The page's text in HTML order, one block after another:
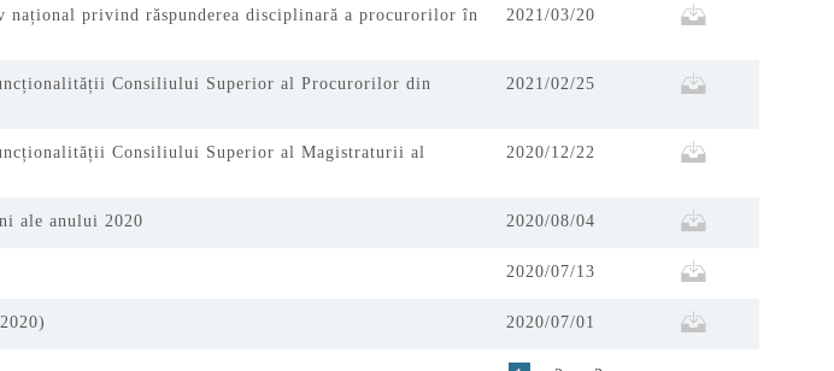
privind răspunderea disciplinară a procurorilor în
2021/03/20
Consiliului Superior al Procurorilor din
2021/02/25
Consiliului Superior al Magistraturii al
2020/12/22
ale anului 2020 2020/08/04
2020/07/13
2020/07/01